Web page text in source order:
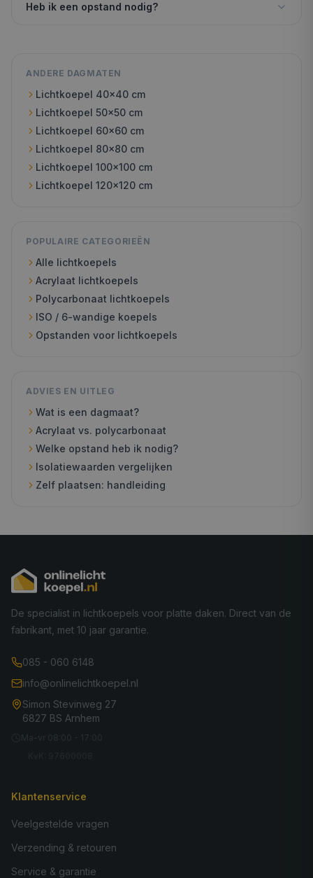
Heb ik een opstand nodig?
ANDERE DAGMATEN
Lichtkoepel 40x40 cm
Lichtkoepel 50x50 cm
Lichtkoepel 60x60 cm
Lichtkoepel 80x80 cm
Lichtkoepel 100x100 cm
Lichtkoepel 120x120 cm
POPULAIRE CATEGORIEËN
Alle lichtkoepels
Acrylaat lichtkoepels
Polycarbonaat lichtkoepels
ISO / 6-wandige koepels
Opstanden voor lichtkoepels
ADVIES EN UITLEG
Wat is een dagmaat?
Acrylaat vs. polycarbonaat
Welke opstand heb ik nodig?
Isolatiewaarden vergelijken
Zelf plaatsen: handleiding
De specialist in lichtkoepels voor platte daken. Direct van de
fabrikant, met 10 jaar garantie.
085 - 060 6148
info@onlinelichtkoepel.nl
Simon Stevinweg 27
6827 BS Arnhem
Ma-vr 08:00 - 17:00
Klantenservice
Veelgestelde vragen
Verzending & retouren
Service & garantie